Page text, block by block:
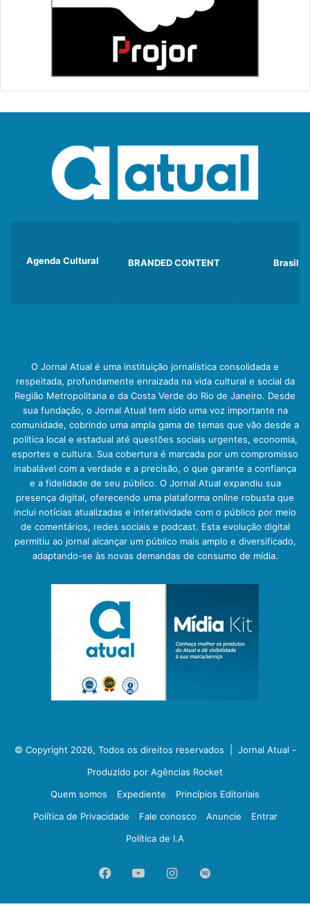
Agenda Cultural BRANDED CONTENT Brasil
O Jornal Atual é uma instituição jornalística consolidada e
respeitada, profundamente enraizada na vida cultural e social da
Região Metropolitana e da Costa Verde do Rio de Janeiro. Desde
sua fundação, o Jornal Atual tem sido uma voz importante na
comunidade, cobrindo uma ampla gama de temas que vão desde a
política local e estadual até questões sociais urgentes, economia,
esportes e cultura. Sua cobertura é marcada por um compromisso
inabalável com a verdade e a precisão, o que garante a confiança
e a fidelidade de seu público. O Jornal Atual expandiu sua
presença digital, oferecendo uma plataforma online robusta que
inclui notícias atualizadas e interatividade com o público por meio
de comentários, redes sociais e podcast. Esta evolução digital
permitiu ao jornal alcançar um público mais amplo e diversificado,
adaptando-se às novas demandas de consumo de mídia.
© Copyright 2026, Todos os direitos reservados | Jornal Atual -
Produzido por Agências Rocket
Quem somos
Expediente
Princípios Editoriais
Política de Privacidade
Fale conosco Anuncie
Entrar
Política de I.A
FacebookYouTubeInstagram
Spotify